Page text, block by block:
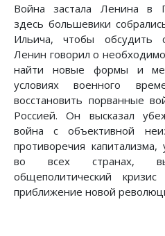
Война застала Ленина в
здесь большевики
Ильича, чтобы обсудить
Ленин говорил о
найти новые формы и
условиях военного
восстановить порванные
Россией. Он высказал
война с объективной
противоречия
во всех странах,
общеполитический
приближение новой